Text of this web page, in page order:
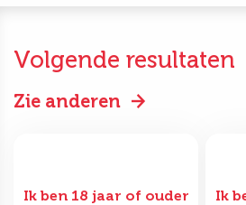
Volgende resultaten
Zie anderen
Ik ben 18 jaar of ouder Ik